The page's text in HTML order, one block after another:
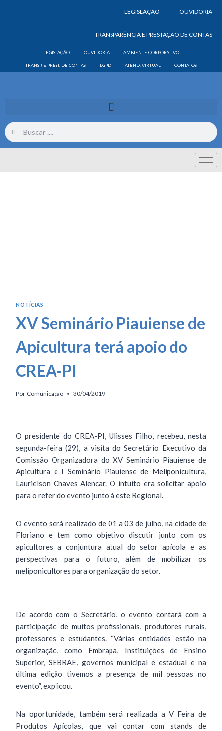
LEGISLAÇÃO OUVIDORIA
TRANSPARÊNCIA E PRESTAÇÃO DE CONTAS
LEGISLAÇÃO OUVIDORIA AMBIENTE CORPORATIVO
TRANSP. E PREST. DE CONTAS LGPD ATEND. VIRTUAL CONTATOS
NOTÍCIAS
XV Seminário Piauiense de
Apicultura terá apoio do
CREA-PI
Por Comunicação 30/04/2019
O presidente do CREA-PI, Ulisses Filho, recebeu, nesta
segunda-feira (29), a visita do Secretário Executivo da
Comissão Organizadora do XV Seminário Piauiense de
Apicultura e I Seminário Piauiense de Meliponicultura,
Laurielson Chaves Alencar. O intuito era solicitar apoio
para o referido evento junto à este Regional.
O evento será realizado de 01 a 03 de julho, na cidade de
Floriano e tem como objetivo discutir junto com os
apicultores a conjuntura atual do setor apícola e as
perspectivas para o futuro, além de mobilizar os
meliponicultores para organização do setor.
De acordo com o Secretário, o evento contará com a
participação de muitos profissionais, produtores rurais,
professores e estudantes. “Várias entidades estão na
organização, como Embrapa, Instituições de Ensino
Superior, SEBRAE, governos municipal e estadual e na
última edição tivemos a presença de mil pessoas no
evento”, explicou.
Na oportunidade, também será realizada a V Feira de
Produtos Apícolas, que vai contar com stands de